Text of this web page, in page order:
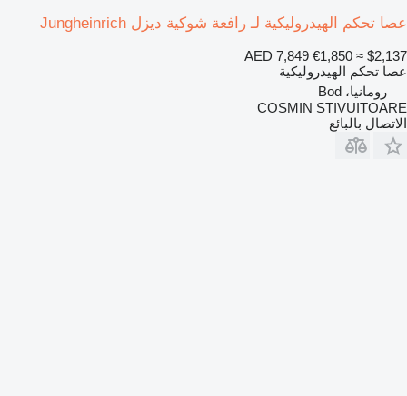
عصا تحكم الهيدروليكية لـ رافعة شوكية ديزل Jungheinrich
AED 7,849 €1,850 ≈ $2,137
عصا تحكم الهيدروليكية
رومانيا، Bod
COSMIN STIVUITOARE
الاتصال بالبائع